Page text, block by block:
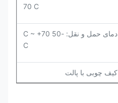
70 C
دمای حمل و نقل: -50 C ~ +70
C
کیف چوبی با پالت